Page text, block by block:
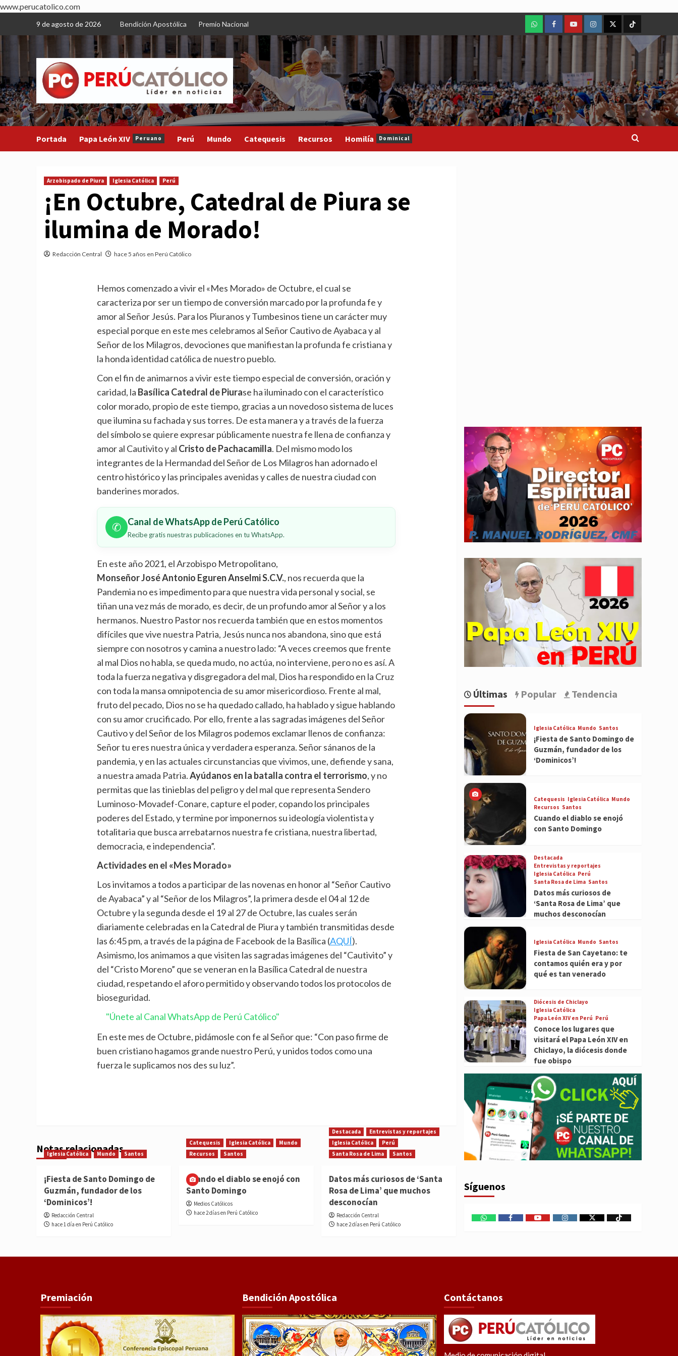
www.perucatolico.com
content
9 de agosto de 2026 Bendición Apostólica Premio Nacional
WhatsAppFacebookYoutubeInstagram
X TikTok
Portada Papa León XIV Peruano Perú Mundo Catequesis Recursos Homilía Dominical
Arzobispado de Piura Iglesia Católica Perú
¡En Octubre, Catedral de Piura se
ilumina de Morado!
Redacción Central hace 5 años en Perú Católico
Hemos comenzado a vivir el «Mes Morado» de Octubre, el cual se
caracteriza por ser un tiempo de conversión marcado por la profunda fe y
amor al Señor Jesús. Para los Piuranos y Tumbesinos tiene un carácter muy
especial porque en este mes celebramos al Señor Cautivo de Ayabaca y al
Señor de los Milagros, devociones que manifiestan la profunda fe cristiana y
la honda identidad católica de nuestro pueblo.
Con el fin de animarnos a vivir este tiempo especial de conversión, oración y
caridad, la Basílica Catedral de Piurase ha iluminado con el característico
color morado, propio de este tiempo, gracias a un novedoso sistema de luces
que ilumina su fachada y sus torres. De esta manera y a través de la fuerza
del símbolo se quiere expresar públicamente nuestra fe llena de confianza y
amor al Cautivito y al Cristo de Pachacamilla. Del mismo modo los
integrantes de la Hermandad del Señor de Los Milagros han adornado el
centro histórico y las principales avenidas y calles de nuestra ciudad con
banderines morados.
✆ Canal de WhatsApp de Perú Católico
Recibe gratis nuestras publicaciones en tu WhatsApp.
En este año 2021, el Arzobispo Metropolitano,
Monseñor José Antonio Eguren Anselmi S.C.V., nos recuerda que la
Pandemia no es impedimento para que nuestra vida personal y social, se
tiñan una vez más de morado, es decir, de un profundo amor al Señor y a los
hermanos. Nuestro Pastor nos recuerda también que en estos momentos
difíciles que vive nuestra Patria, Jesús nunca nos abandona, sino que está
siempre con nosotros y camina a nuestro lado: “A veces creemos que frente
al mal Dios no habla, se queda mudo, no actúa, no interviene, pero no es así. A
toda la fuerza negativa y disgregadora del mal, Dios ha respondido en la Cruz
con toda la mansa omnipotencia de su amor misericordioso. Frente al mal,
fruto del pecado, Dios no se ha quedado callado, ha hablado y sigue hablando
con su amor crucificado. Por ello, frente a las sagradas imágenes del Señor
Cautivo y del Señor de los Milagros podemos exclamar llenos de confianza:
Señor tu eres nuestra única y verdadera esperanza. Señor sánanos de la
pandemia, y en las actuales circunstancias que vivimos, une, defiende y sana,
a nuestra amada Patria.Ayúdanos en la batalla contra el terrorismo, y no
permitas que las tinieblas del peligro y del mal que representa Sendero
Luminoso-Movadef-Conare, capture el poder, copando los principales
poderes del Estado, y termine por imponernos su ideología violentista y
totalitaria que busca arrebatarnos nuestra fe cristiana, nuestra libertad,
democracia, e independencia”.
Actividades en el «Mes Morado»
Los invitamos a todos a participar de las novenas en honor al “Señor Cautivo
de Ayabaca” y al “Señor de los Milagros”, la primera desde el 04 al 12 de
Octubre y la segunda desde el 19 al 27 de Octubre, las cuales serán
diariamente celebradas en la Catedral de Piura y también transmitidas desde
las 6:45 pm, a través de la página de Facebook de la Basílica (AQUÍ).
Asimismo, los animamos a que visiten las sagradas imágenes del “Cautivito” y
del “Cristo Moreno” que se veneran en la Basílica Catedral de nuestra
ciudad, respetando el aforo permitido y observando todos los protocolos de
bioseguridad.
"Únete al Canal WhatsApp de Perú Católico"
En este mes de Octubre, pidámosle con fe al Señor que: “Con paso firme de
buen cristiano hagamos grande nuestro Perú, y unidos todos como una
fuerza le suplicamos nos des su luz”.
Notas relacionadas
Iglesia Católica Mundo Santos
¡Fiesta de Santo Domingo de
Guzmán, fundador de los
‘Dominicos’!
Redacción Central
hace 1 día en Perú Católico
Catequesis Iglesia Católica
Mundo
Recursos
Santos
Cuando el diablo se enojó con
Santo Domingo
Medios Católicos
hace 2 días en Perú Católico
Destacada
Entrevistas y reportajes
Iglesia Católica
Perú
Santa Rosa de Lima
Santos
Datos más curiosos de ‘Santa
Rosa de Lima’ que muchos
desconocían
Redacción Central
hace 2 días en Perú Católico
Últimas Popular Tendencia
Iglesia Católica Mundo Santos
¡Fiesta de Santo Domingo de
Guzmán, fundador de los
‘Dominicos’!
Catequesis Iglesia Católica Mundo
Recursos Santos
Cuando el diablo se enojó
con Santo Domingo
Destacada
Entrevistas y reportajes
Iglesia Católica Perú
Santa Rosa de Lima Santos
Datos más curiosos de
‘Santa Rosa de Lima’ que
muchos desconocían
Iglesia Católica Mundo Santos
Fiesta de San Cayetano: te
contamos quién era y por
qué es tan venerado
Diócesis de Chiclayo
Iglesia Católica
Papa León XIV en Perú Perú
Conoce los lugares que
visitará el Papa León XIV en
Chiclayo, la diócesis donde
fue obispo
Síguenos
WhatsAppFacebookYoutubeInstagram
X TikTok
Premiación Bendición Apostólica Contáctanos